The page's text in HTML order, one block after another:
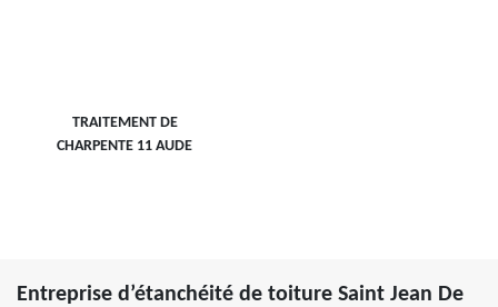
TRAITEMENT DE
CHARPENTE 11 AUDE
Entreprise d’étanchéité de toiture Saint Jean De